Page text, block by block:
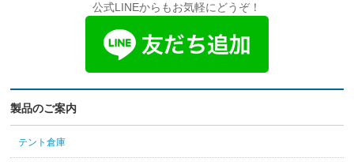
公式LINEからもお気軽にどうぞ！
製品のご案内
テント倉庫